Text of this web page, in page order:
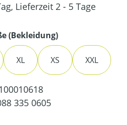
Lieferzeit 2 - 5 Tage
(Bekleidung)auswählen
XL XS XXL
335 0605